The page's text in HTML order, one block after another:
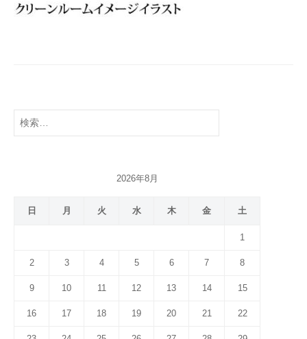
検
索:
2026年8月
日 月 火 水 木 金 土
1
2 3 4 5 6 7 8
9 10 11 12 13 14 15
16 17 18 19 20 21 22